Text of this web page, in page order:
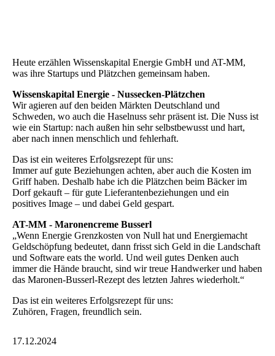
Heute erzählen Wissenskapital Energie GmbH und AT-MM,
was ihre Startups und Plätzchen gemeinsam haben.
Wissenskapital Energie - Nussecken-Plätzchen
Wir agieren auf den beiden Märkten Deutschland und
Schweden, wo auch die Haselnuss sehr präsent ist. Die Nuss ist
wie ein Startup: nach außen hin sehr selbstbewusst und hart,
aber nach innen menschlich und fehlerhaft.
Das ist ein weiteres Erfolgsrezept für uns:
Immer auf gute Beziehungen achten, aber auch die Kosten im
Griff haben. Deshalb habe ich die Plätzchen beim Bäcker im
Dorf gekauft – für gute Lieferantenbeziehungen und ein
positives Image – und dabei Geld gespart.
AT-MM - Maronencreme Busserl
„Wenn Energie Grenzkosten von Null hat und Energiemacht
Geldschöpfung bedeutet, dann frisst sich Geld in die Landschaft
und Software eats the world. Und weil gutes Denken auch
immer die Hände braucht, sind wir treue Handwerker und haben
das Maronen-Busserl-Rezept des letzten Jahres wiederholt.“
Das ist ein weiteres Erfolgsrezept für uns:
Zuhören, Fragen, freundlich sein.
17.12.2024